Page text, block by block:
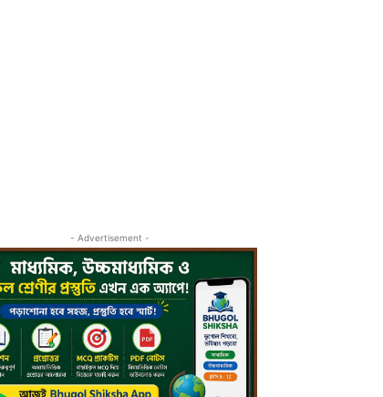
- Advertisement -